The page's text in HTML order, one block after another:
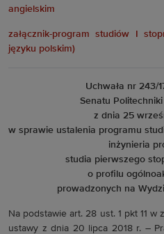
angielskim
załącznik-program studiów I
języku polskim)
Uchwała nr 243/
Senatu
z dnia 25
w sprawie ustalenia programu
inżynieria
studia pierwszego
o profilu
prowadzonych na
Na podstawie art. 28 ust. 1 pkt 11 w
ustawy z dnia 20 lipca 2018 r. –